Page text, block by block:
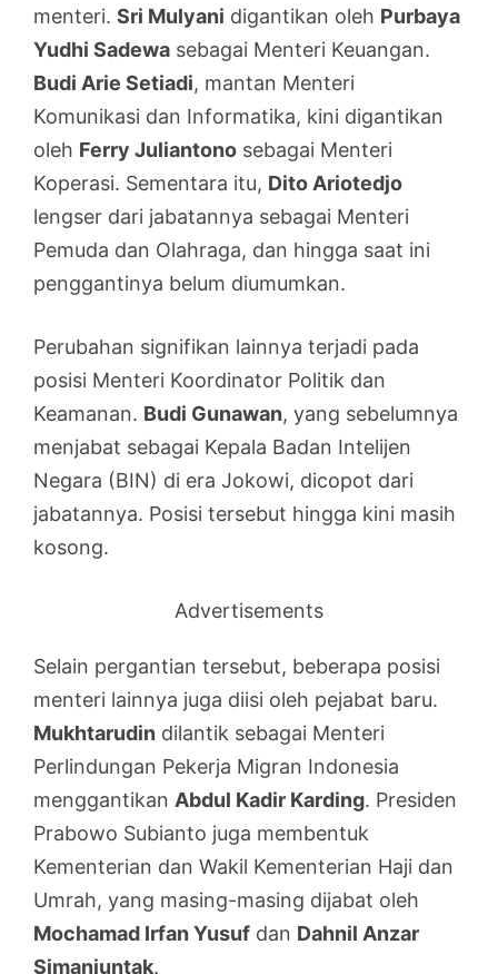
menteri. Sri Mulyani digantikan oleh Purbaya
Yudhi Sadewa sebagai Menteri Keuangan.
Budi Arie Setiadi, mantan Menteri
Komunikasi dan Informatika, kini digantikan
oleh Ferry Juliantono sebagai Menteri
Koperasi. Sementara itu, Dito Ariotedjo
lengser dari jabatannya sebagai Menteri
Pemuda dan Olahraga, dan hingga saat ini
penggantinya belum diumumkan.
Perubahan signifikan lainnya terjadi pada
posisi Menteri Koordinator Politik dan
Keamanan. Budi Gunawan, yang sebelumnya
menjabat sebagai Kepala Badan Intelijen
Negara (BIN) di era Jokowi, dicopot dari
jabatannya. Posisi tersebut hingga kini masih
kosong.
Advertisements
Selain pergantian tersebut, beberapa posisi
menteri lainnya juga diisi oleh pejabat baru.
Mukhtarudin dilantik sebagai Menteri
Perlindungan Pekerja Migran Indonesia
menggantikan Abdul Kadir Karding. Presiden
Prabowo Subianto juga membentuk
Kementerian dan Wakil Kementerian Haji dan
Umrah, yang masing-masing dijabat oleh
Mochamad Irfan Yusuf dan Dahnil Anzar
Simanjuntak.